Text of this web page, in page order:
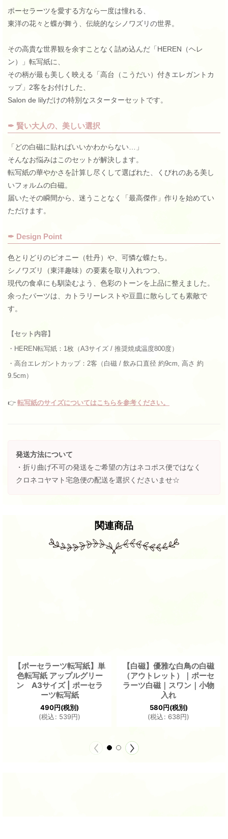
ポーセラーツを愛する方なら一度は憧れる、
東洋の花々と蝶が舞う、伝統的なシノワズリの世界。
その高貴な世界観を余すことなく詰め込んだ「HEREN（ヘレ
ン）」転写紙に、
その柄が最も美しく映える「高台（こうだい）付きエレガントカ
ップ」2客をお付けした、
Salon de lilyだけの特別なスターターセットです。
✒︎ 賢い大人の、美しい選択
「どの白磁に貼ればいいかわからない…」
そんなお悩みはこのセットが解決します。
転写紙の華やかさを計算し尽くして選ばれた、くびれのある美し
いフォルムの白磁。
届いたその瞬間から、迷うことなく「最高傑作」作りを始めてい
ただけます。
✒︎ Design Point
色とりどりのピオニー（牡丹）や、可憐な蝶たち。
シノワズリ（東洋趣味）の要素を取り入れつつ、
現代の食卓にも馴染むよう、色彩のトーンを上品に整えました。
余ったパーツは、カトラリーレストや豆皿に散らしても素敵で
す。
【セット内容】
・HEREN転写紙：1枚（A3サイズ / 推奨焼成温度800度）
・高台エレガントカップ：2客（白磁 / 飲み口直径 約9cm, 高さ 約
9.5cm）
👉 転写紙のサイズについてはこちらを参考ください。
発送方法について
・折り曲げ不可の発送をご希望の方はネコポス便ではなく
クロネコヤマト宅急便の配送を選択くださいませ☆
関連商品
【ポーセラーツ転写紙】単
色転写紙 アップルグリー
ン A3サイズ | ポーセラ
ーツ転写紙
490円(税別)
(税込: 539円)
【白磁】優雅な白鳥の白磁
（アウトレット）｜ポーセ
ラーツ白磁｜スワン｜小物
入れ
580円(税別)
(税込: 638円)